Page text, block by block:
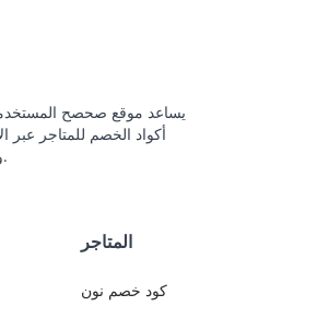
يساعد موقع صحصح
أكواد الخصم للمتاجر عبر
والتي يتم تحديثها باستمرار.
المتاجر
كود خصم نون